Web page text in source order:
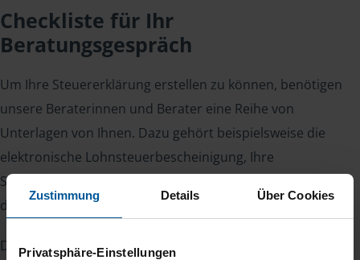
Zustimmung Details Über Cookies
Privatsphäre-Einstellungen
Checkliste für Ihr
Beratungsgespräch
Um Ihre Steuererklärung erstellen zu können, benötigen
unsere Beraterinnen und Berater eine Reihe von
Unterlagen von Ihnen. Dazu gehört beispielsweise die
elektronische Lohnsteuerbescheinigung, Ihre
Steueridentifikationsnummer, der Rentenbescheid oder
die Bescheinigung über das Kindergeld.
Damit Sie sich gut vorbereiten können und keinen der